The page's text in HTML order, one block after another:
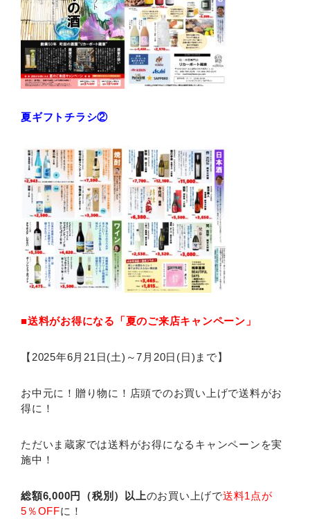
夏ギフトチラシ②
■送料がお得になる「夏のご来店キャンペーン」
【2025年6月21日(土)～7月20日(日)まで】
お中元に！贈り物に！店頭でのお買い上げで送料がお
得に！
ただいま蔵家では送料がお得になるキャンペーンを実
施中！
総額6,000円（税別）以上のお買い上げで送料1点が
5％OFFに！